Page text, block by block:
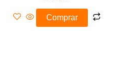
Comprar